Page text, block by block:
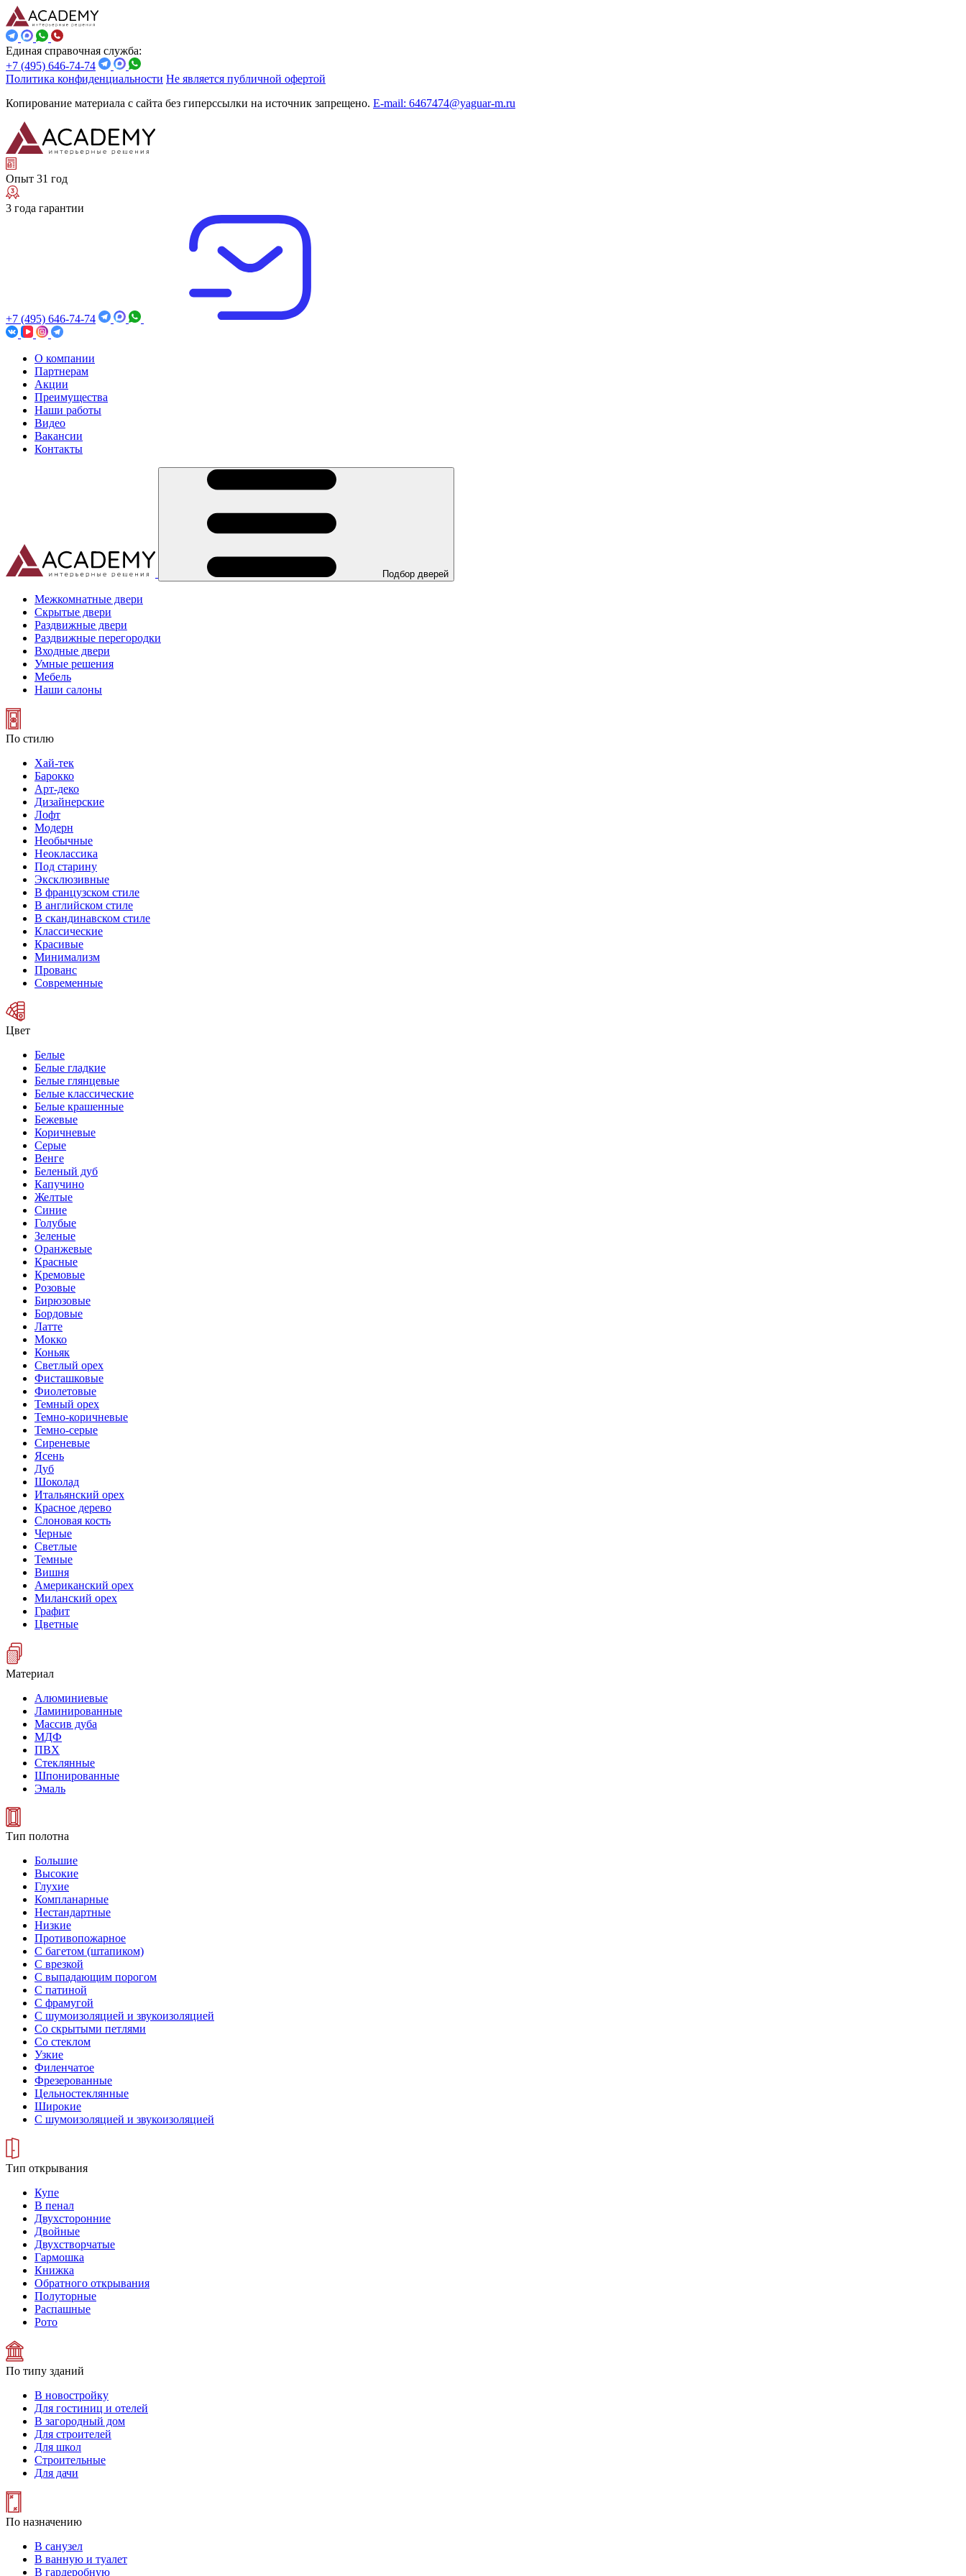
Единая справочная служба:
+7 (495) 646-74-74
Политика конфиденциальности Не является публичной офертой
Копирование материала с сайта без гиперссылки на источник запрещено. E-mail: 6467474@yaguar-m.ru
Опыт 31 год
3 года гарантии
+7 (495) 646-74-74
О компании
Партнерам
Акции
Преимущества
Наши работы
Видео
Вакансии
Контакты
Подбор дверей
Межкомнатные двери
Скрытые двери
Раздвижные двери
Раздвижные перегородки
Входные двери
Умные решения
Мебель
Наши салоны
По стилю
Хай-тек
Барокко
Арт-деко
Дизайнерские
Лофт
Модерн
Необычные
Неоклассика
Под старину
Эксклюзивные
В французском стиле
В английском стиле
В скандинавском стиле
Классические
Красивые
Минимализм
Прованс
Современные
Цвет
Белые
Белые гладкие
Белые глянцевые
Белые классические
Белые крашенные
Бежевые
Коричневые
Серые
Венге
Беленый дуб
Капучино
Желтые
Синие
Голубые
Зеленые
Оранжевые
Красные
Кремовые
Розовые
Бирюзовые
Бордовые
Латте
Мокко
Коньяк
Светлый орех
Фисташковые
Фиолетовые
Темный орех
Темно-коричневые
Темно-серые
Сиреневые
Ясень
Дуб
Шоколад
Итальянский орех
Красное дерево
Слоновая кость
Черные
Светлые
Темные
Вишня
Американский орех
Миланский орех
Графит
Цветные
Материал
Алюминиевые
Ламинированные
Массив дуба
МДФ
ПВХ
Стеклянные
Шпонированные
Эмаль
Тип полотна
Большие
Высокие
Глухие
Компланарные
Нестандартные
Низкие
Противопожарное
С багетом (штапиком)
С врезкой
С выпадающим порогом
С патиной
С фрамугой
С шумоизоляцией и звукоизоляцией
Со скрытыми петлями
Со стеклом
Узкие
Филенчатое
Фрезерованные
Цельностеклянные
Широкие
С шумоизоляцией и звукоизоляцией
Тип открывания
Купе
В пенал
Двухсторонние
Двойные
Двухстворчатые
Гармошка
Книжка
Обратного открывания
Полуторные
Распашные
Рото
По типу зданий
В новостройку
Для гостиниц и отелей
В загородный дом
Для строителей
Для школ
Строительные
Для дачи
По назначению
В санузел
В ванную и туалет
В гардеробную